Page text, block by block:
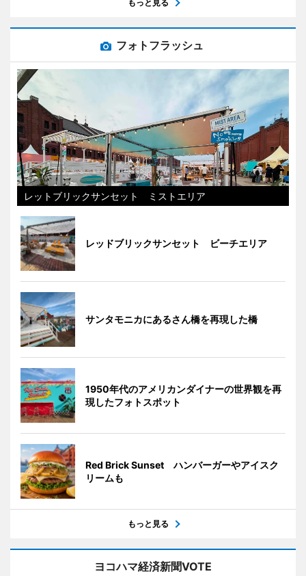
もっと見る
フォトフラッシュ
レットブリックサンセット ミストエリア
レッドブリックサンセット ビーチエリア
サンタモニカにあるさん橋を再現した橋
1950年代のアメリカンダイナーの世界観を再
現したフォトスポット
Red Brick Sunset ハンバーガーやアイスク
リームも
もっと見る
ヨコハマ経済新聞VOTE